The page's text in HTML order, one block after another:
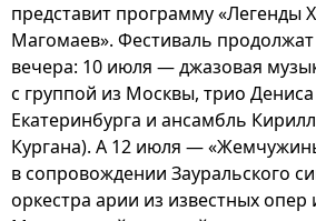
представит программу «Легенды
Магомаев». Фестиваль
вечера: 10 июля — джазовая
с группой из Москвы, трио
Екатеринбурга и ансамбль
Кургана). А 12 июля —
в сопровождении Зауральского
оркестра арии из известных опер